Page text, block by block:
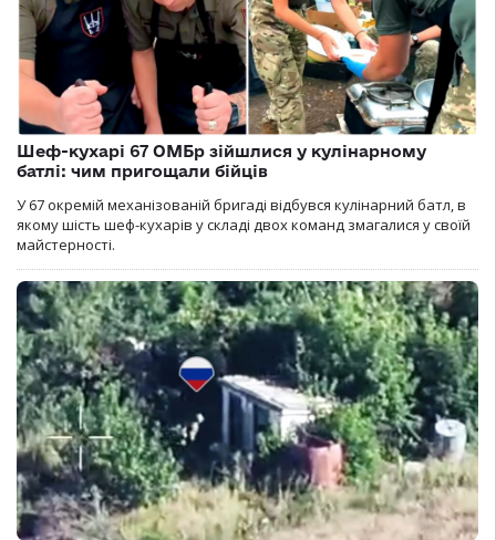
Шеф-кухарі 67 ОМБр зійшлися у кулінарному
батлі: чим пригощали бійців
У 67 окремій механізованій бригаді відбувся кулінарний батл, в
якому шість шеф-кухарів у складі двох команд змагалися у своїй
майстерності.